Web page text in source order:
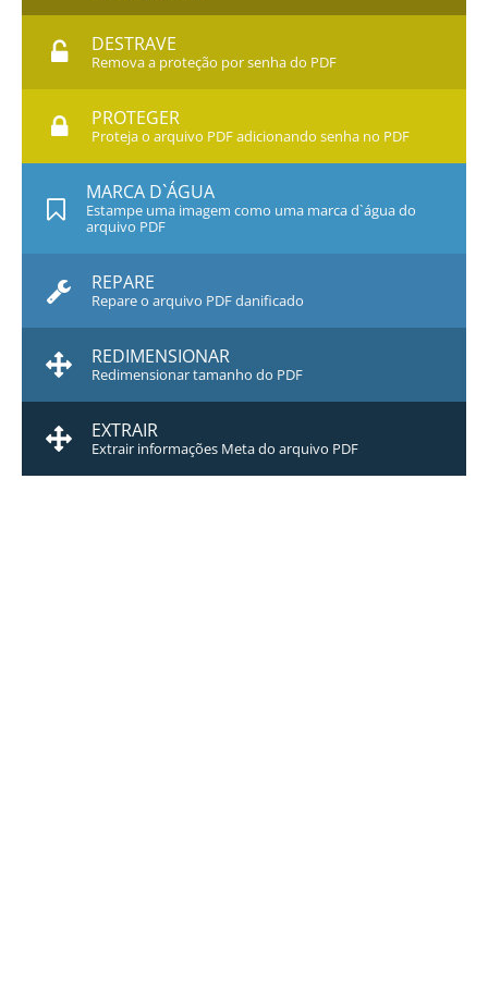
DESTRAVE
Remova a proteção por senha do PDF
PROTEGER
Proteja o arquivo PDF adicionando senha no PDF
MARCA D`ÁGUA
Estampe uma imagem como uma marca d`água do
arquivo PDF
REPARE
Repare o arquivo PDF danificado
REDIMENSIONAR
Redimensionar tamanho do PDF
EXTRAIR
Extrair informações Meta do arquivo PDF